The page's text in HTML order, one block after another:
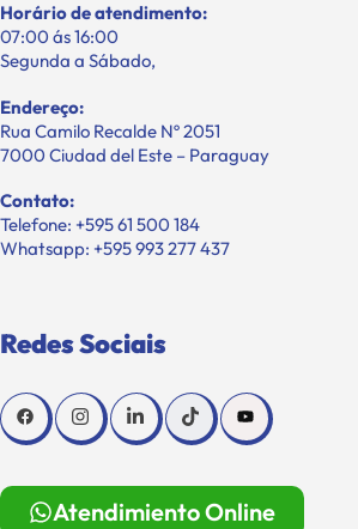
Horário de atendimento:
07:00 ás 16:00
Segunda a Sábado,
Endereço:
Rua Camilo Recalde Nº 2051
7000 Ciudad del Este – Paraguay
Contato:
Telefone: +595 61 500 184
Whatsapp: +595 993 277 437
Redes Sociais
Atendimiento Online